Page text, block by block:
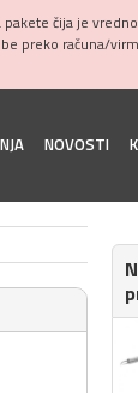
čija je
preko računa/
NOVOSTI